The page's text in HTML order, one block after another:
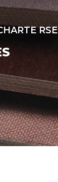
RSE